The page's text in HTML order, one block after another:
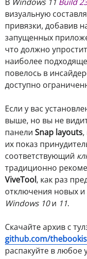
визуальную
привязки, добавив
запущенных
что должно
наиболее
повелось в
доступно
Если у вас
выше, но вы не
панели Snap layouts
их показ
соответствующий
традиционно
ViveTool, как раз
отключения новых
Windows 10и 11.
Скачайте архив с
github.com/
распакуйте в любое